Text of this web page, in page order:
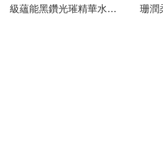
級蘊能黑鑽光璀精華水
珊潤